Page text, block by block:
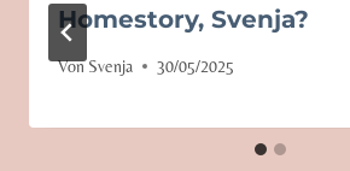
Homestory, Svenja?
Von Svenja 30/05/2025